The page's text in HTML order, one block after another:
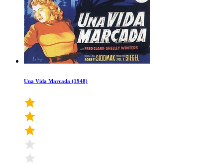
Una Vida Marcada (1948)